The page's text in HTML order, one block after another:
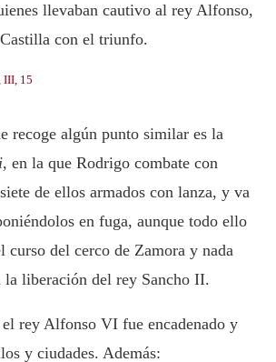
llevaban cautivo al rey Alfonso,
con el triunfo.
III, 15
recoge algún punto similar es la
, en la que Rodrigo combate con
de ellos armados con lanza, y va
en fuga, aunque todo ello
curso del cerco de Zamora y nada
la liberación del rey Sancho II.
el rey Alfonso VI fue encadenado y
y ciudades. Además: